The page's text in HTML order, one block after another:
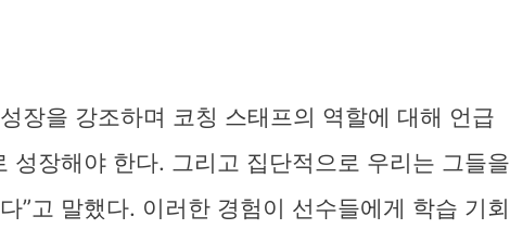
장을 강조하며 코칭 스태프의 역할에 대해 언급
성장해야 한다. 그리고 집단적으로 우리는 그들을
”고 말했다. 이러한 경험이 선수들에게 학습 기회